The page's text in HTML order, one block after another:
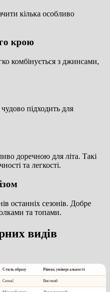
кілька особливо
крою
комбінується з джинсами,
підходить для
доречною для літа. Такі
та легкості.
останніх сезонів. Добре
та топами.
видів
Стиль образу Рівень універсальності
Casual Високий